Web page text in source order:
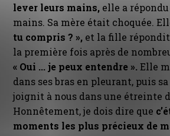
lever leurs mains, elle a
mains. Sa mère était choquée.
tu compris ? », et la fille répondit
la première fois après de
« Oui ... je peux entendre ».Elle
dans ses bras en pleurant, puis
joignit à nous dans une étreinte
Honnêtement, je dois dire que
moments les plus précieux de